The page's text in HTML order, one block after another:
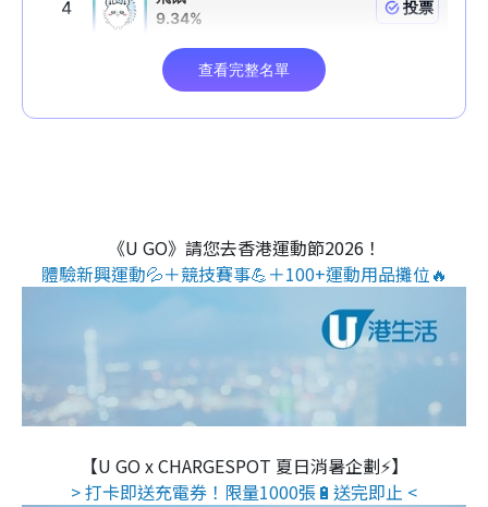
《U GO》請您去香港運動節2026！
體驗新興運動💦＋競技賽事💪＋100+運動用品攤位🔥
【U GO x CHARGESPOT 夏日消暑企劃⚡】
> 打卡即送充電券！限量1000張🔋送完即止 <